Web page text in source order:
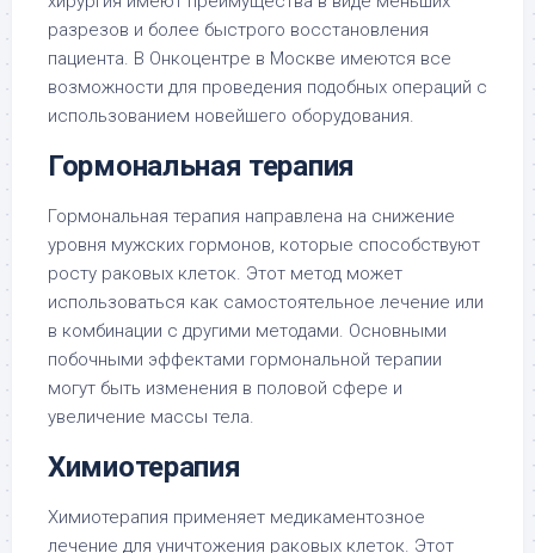
разрезов и более быстрого восстановления
пациента. В Онкоцентре в Москве имеются все
возможности для проведения подобных операций с
использованием новейшего оборудования.
Гормональная терапия
Гормональная терапия направлена на снижение
уровня мужских гормонов, которые способствуют
росту раковых клеток. Этот метод может
использоваться как самостоятельное лечение или
в комбинации с другими методами. Основными
побочными эффектами гормональной терапии
могут быть изменения в половой сфере и
увеличение массы тела.
Химиотерапия
Химиотерапия применяет медикаментозное
лечение для уничтожения раковых клеток. Этот